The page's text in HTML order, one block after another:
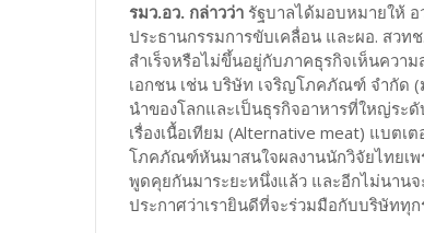
รมว.อว. กล่าวว่า รัฐบาลได้มอบหมายให้ อ
ประธานกรรมการขับเคลื่อน และผอ. สวท
สำเร็จหรือไม่ขึ้นอยู่กับภาคธุรกิจเห็นควา
เอกชน เช่น บริษัท เจริญโภคภัณฑ์ จำกัด (
นำของโลกและเป็นธุรกิจอาหารที่ใหญ่ระ
เรื่องเนื้อเทียม (Alternative meat) แบต
โภคภัณฑ์หันมาสนใจผลงานนักวิจัยไทยเ
พูดคุยกันมาระยะหนึ่งแล้ว และอีกไม่นาน
ประกาศว่าเรายินดีที่จะร่วมมือกับบริษัททุ